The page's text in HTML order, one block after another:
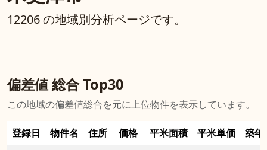
12206 の地域別分析ページです。
偏差値 総合 Top30
この地域の偏差値総合を元に上位物件を表示しています。
登録日 物件名 住所 価格 平米面積 平米単価 築年